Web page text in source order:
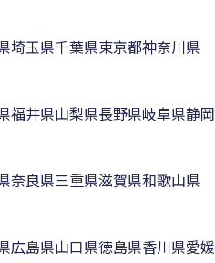
埼玉県千葉県東京都神奈川県
福井県山梨県長野県岐阜県静
奈良県三重県滋賀県和歌山県
広島県山口県徳島県香川県愛